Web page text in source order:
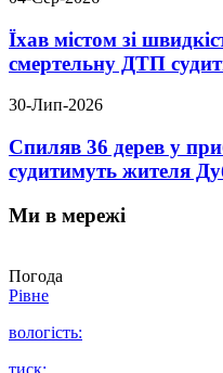
Їхав містом зі
смертельну ДТП
30-Лип-2026
Спиляв 36 дерев у
судитимуть жителя
Ми в мережі
Погода
Рівне
вологість: